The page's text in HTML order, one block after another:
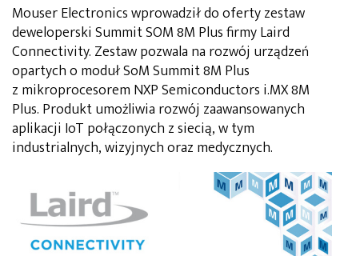
Mouser Electronics wprowadził do oferty zestaw
deweloperski Summit SOM 8M Plus firmy Laird
Connectivity. Zestaw pozwala na rozwój urządzeń
opartych o moduł SoM Summit 8M Plus
z mikroprocesorem NXP Semiconductors i.MX 8M
Plus. Produkt umożliwia rozwój zaawansowanych
aplikacji IoT połączonych z siecią, w tym
industrialnych, wizyjnych oraz medycznych.